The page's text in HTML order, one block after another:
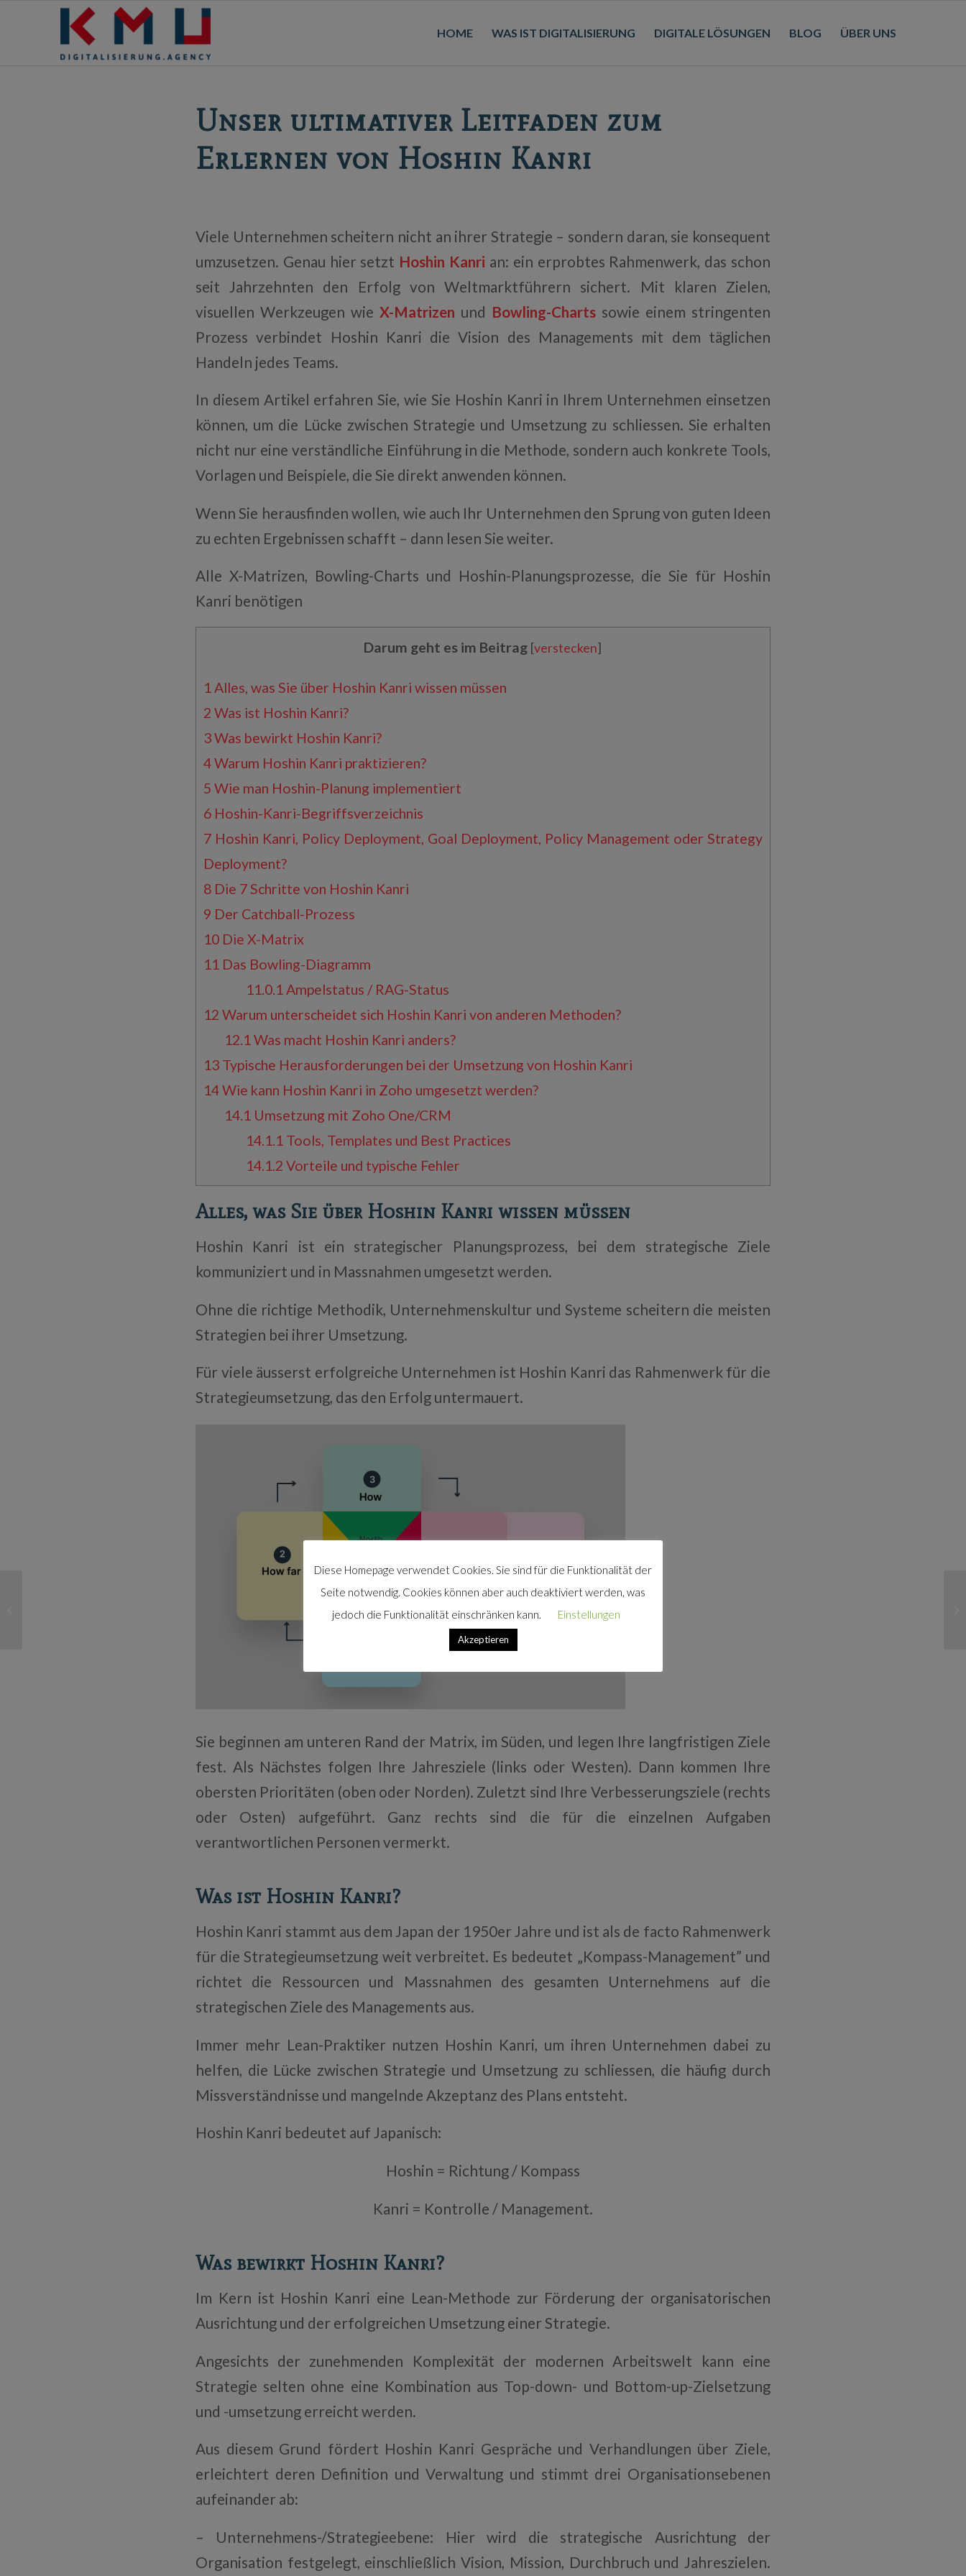
HOME WAS IST DIGITALISIERUNG DIGITALE LÖSUNGEN BLOG ÜBER UNS
Unser ultimativer Leitfaden zum
Erlernen von Hoshin Kanri
Viele Unternehmen scheitern nicht an ihrer Strategie – sondern daran, sie konsequent
umzusetzen. Genau hier setzt Hoshin Kanri an: ein erprobtes Rahmenwerk, das schon
seit Jahrzehnten den Erfolg von Weltmarktführern sichert. Mit klaren Zielen,
visuellen Werkzeugen wie X-Matrizen und Bowling-Chartssowie einem stringenten
Prozess verbindet Hoshin Kanri die Vision des Managements mit dem täglichen
Handeln jedes Teams.
In diesem Artikel erfahren Sie, wie Sie Hoshin Kanri in Ihrem Unternehmen einsetzen
können, um die Lücke zwischen Strategie und Umsetzung zu schliessen. Sie erhalten
nicht nur eine verständliche Einführung in die Methode, sondern auch konkrete Tools,
Vorlagen und Beispiele, die Sie direkt anwenden können.
Wenn Sie herausfinden wollen, wie auch Ihr Unternehmen den Sprung von guten Ideen
zu echten Ergebnissen schafft – dann lesen Sie weiter.
Alle X-Matrizen, Bowling-Charts und Hoshin-Planungsprozesse, die Sie für Hoshin
Kanri benötigen
Darum geht es im Beitrag [verstecken]
1Alles, was Sie über Hoshin Kanri wissen müssen
2 Was ist Hoshin Kanri?
3Was bewirkt Hoshin Kanri?
4Warum Hoshin Kanri praktizieren?
5 Wie man Hoshin-Planung implementiert
6Hoshin-Kanri-Begriffsverzeichnis
7Hoshin Kanri, Policy Deployment, Goal Deployment, Policy Management oder Strategy
Deployment?
8Die 7 Schritte von Hoshin Kanri
9 Der Catchball-Prozess
10Die X-Matrix
11Das Bowling-Diagramm
11.0.1Ampelstatus / RAG-Status
12 Warum unterscheidet sich Hoshin Kanri von anderen Methoden?
12.1Was macht Hoshin Kanri anders?
13Typische Herausforderungen bei der Umsetzung von Hoshin Kanri
14Wie kann Hoshin Kanri in Zoho umgesetzt werden?
14.1 Umsetzung mit Zoho One/CRM
14.1.1Tools, Templates und Best Practices
14.1.2 Vorteile und typische Fehler
Alles, was Sie über Hoshin Kanri wissen müssen
Hoshin Kanri ist ein strategischer Planungsprozess, bei dem strategische Ziele
kommuniziert und in Massnahmen umgesetzt werden.
Ohne die richtige Methodik, Unternehmenskultur und Systeme scheitern die meisten
Strategien bei ihrer Umsetzung.
Für viele äusserst erfolgreiche Unternehmen ist Hoshin Kanri das Rahmenwerk für die
Strategieumsetzung, das den Erfolg untermauert.
Sie beginnen am unteren Rand der Matrix, im Süden, und legen Ihre langfristigen Ziele
fest. Als Nächstes folgen Ihre Jahresziele (links oder Westen). Dann kommen Ihre
obersten Prioritäten (oben oder Norden). Zuletzt sind Ihre Verbesserungsziele (rechts
oder Osten) aufgeführt. Ganz rechts sind die für die einzelnen Aufgaben
verantwortlichen Personen vermerkt.
Was ist Hoshin Kanri?
Hoshin Kanri stammt aus dem Japan der 1950er Jahre und ist als de facto Rahmenwerk
für die Strategieumsetzung weit verbreitet. Es bedeutet „Kompass-Management” und
richtet die Ressourcen und Massnahmen des gesamten Unternehmens auf die
strategischen Ziele des Managements aus.
Immer mehr Lean-Praktiker nutzen Hoshin Kanri, um ihren Unternehmen dabei zu
helfen, die Lücke zwischen Strategie und Umsetzung zu schliessen, die häufig durch
Missverständnisse und mangelnde Akzeptanz des Plans entsteht.
Hoshin Kanri bedeutet auf Japanisch:
Hoshin = Richtung / Kompass
Kanri = Kontrolle / Management.
Was bewirkt Hoshin Kanri?
Im Kern ist Hoshin Kanri eine Lean-Methode zur Förderung der organisatorischen
Ausrichtung und der erfolgreichen Umsetzung einer Strategie.
Angesichts der zunehmenden Komplexität der modernen Arbeitswelt kann eine
Strategie selten ohne eine Kombination aus Top-down- und Bottom-up-Zielsetzung
und -umsetzung erreicht werden.
Aus diesem Grund fördert Hoshin Kanri Gespräche und Verhandlungen über Ziele,
erleichtert deren Definition und Verwaltung und stimmt drei Organisationsebenen
aufeinander ab:
– Unternehmens-/Strategieebene: Hier wird die strategische Ausrichtung der
Organisation festgelegt, einschließlich Vision, Mission, Durchbruch und Jahreszielen.
Diese Homepage verwendet Cookies. Sie sind für die Funktionalität der
Seite notwendig. Cookies können aber auch deaktiviert werden, was
jedoch die Funktionalität einschränken kann.
Einstellungen
Akzeptieren